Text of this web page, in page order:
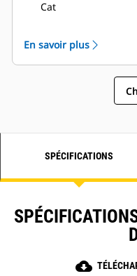
Cat
En savoir plus
SPÉCIFICATIONS
cloud_download